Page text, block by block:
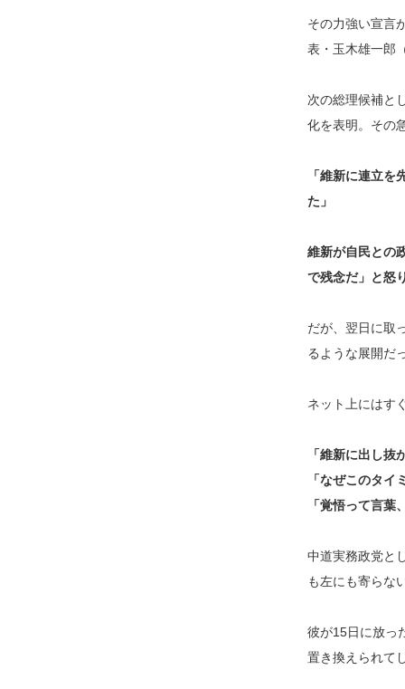
その力強い宣言
表・玉木雄一郎
次の総理候補と
化を表明。その
「維新に連立
た」
維新が自民との
で残念だ」と怒
だが、翌日に取
るような展開だ
ネット上にはす
「維新に出し
「なぜこのタイ
「覚悟って言葉
中道実務政党と
も左にも寄らな
彼が15日に放っ
置き換えられて